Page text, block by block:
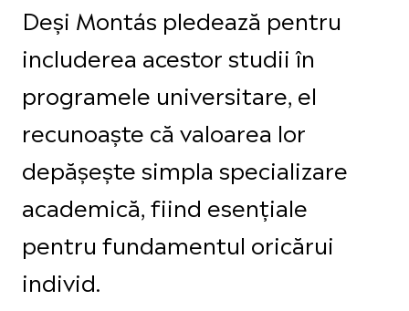
Deși Montás pledează pentru
includerea acestor studii în
programele universitare, el
recunoaște că valoarea lor
depășește simpla specializare
academică, fiind esențiale
pentru fundamentul oricărui
individ.